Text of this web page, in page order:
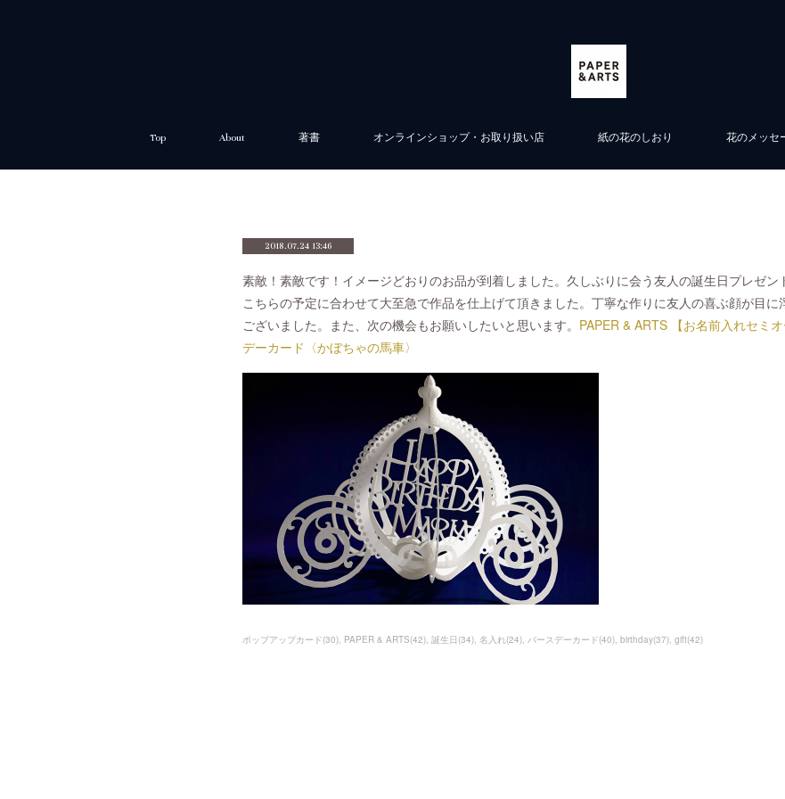
Top About 著書 オンラインショップ・お取り扱い店 紙の花のしおり 花のメッセ
2018.07.24 13:46
素敵！素敵です！イメージどおりのお品が到着しました。久しぶりに会う友人の誕生日プレゼン
こちらの予定に合わせて大至急で作品を仕上げて頂きました。丁寧な作りに友人の喜ぶ顔が目に
ございました。また、次の機会もお願いしたいと思います。 PAPER & ARTS 【お名前入れセミ
デーカード〈かぼちゃの馬車〉
ポップアップカード(30) PAPER & ARTS(42) 誕生日 (34) 名入れ(24) バースデーカード(40) birthday(37) gift(42)